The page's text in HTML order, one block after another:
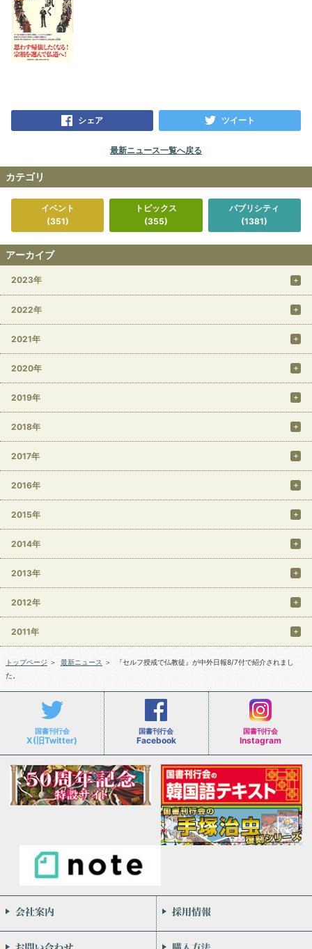
シェア ツイート
最新ニュース一覧へ戻る
カテゴリ
イベント
(351)
トピックス
(355)
パブリシティ
(1381)
アーカイブ
2023年
2022年
2021年
2020年
2019年
2018年
2017年
2016年
2015年
2014年
2013年
2012年
2011年
トップページ ＞ 最新ニュース ＞
『セルフ授戒で仏教徒』が中外日報8/7付で紹介されまし
た。
国書刊行会
X(旧Twitter)
国書刊行会
Facebook
国書刊行会
Instagram
会社案内
お問い合わせ